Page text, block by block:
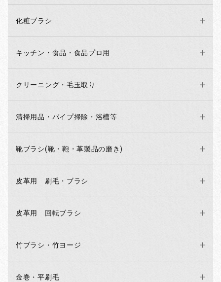
化粧ブラシ
キッチン・食品・食品プロ用
クリーニング・毛玉取り
清掃用品・パイプ掃除・浴槽等
靴ブラシ(靴・鞄・革製品の磨き)
皮革用 刷毛・ブラシ
皮革用 回転ブラシ
竹ブラシ・竹ヨージ
金巻・平刷毛
お買い物を続ける